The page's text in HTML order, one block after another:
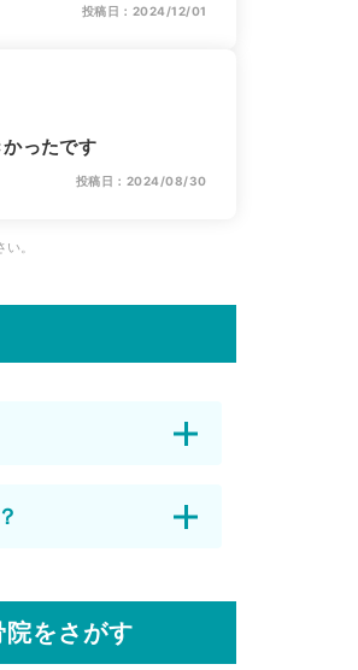
投稿日：2024/12/01
ったです
投稿日：2024/08/30
。
をさがす